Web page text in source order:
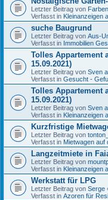
Letzter Beitrag von
Verfasst in Kleinanzeigen
suche Baugrund
Letzter Beitrag von Aus-
Verfasst in Immobilien
Tolles Appartement
15.09.2021)
Letzter Beitrag von Sven
Verfasst in Gesucht -
Tolles Appartement
15.09.2021)
Letzter Beitrag von Sven
Verfasst in Kleinanzeigen
Kurzfristige
Letzter Beitrag von
Verfasst in Mietwagen auf
Langzeitmiete in
Letzter Beitrag von
Verfasst in Kleinanzeigen
Werkstatt für LPG
Letzter Beitrag von Serge
Verfasst in Azoren für